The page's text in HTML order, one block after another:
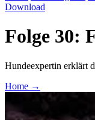
Download
Folge 30:
Hundeexpertin erklärt
Home →